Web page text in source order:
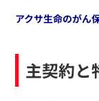
アクサ生命のがん
主契約と